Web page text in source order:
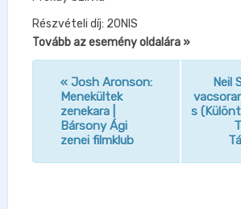
Részvételi díj: 20NIS
Tovább az esemény oldalára »
i
« Josh Aronson:
Menekültek
zenekara |
Bársony Ági
zenei filmklub
Neil
s